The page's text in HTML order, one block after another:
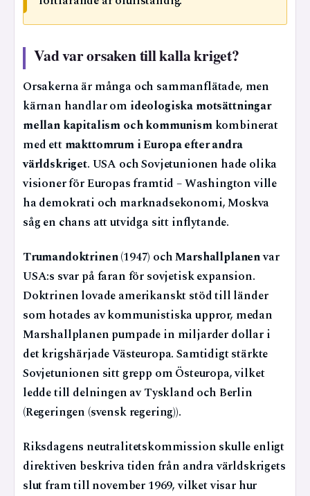
Vad var orsaken till kalla kriget?
Orsakerna är många och sammanflätade, men
kärnan handlar om ideologiska motsättningar
mellan kapitalism och kommunismkombinerat
med ett makttomrum i Europa efter andra
världskriget. USA och Sovjetunionen hade olika
visioner för Europas framtid – Washington ville
ha demokrati och marknadsekonomi, Moskva
såg en chans att utvidga sitt inflytande.
Trumandoktrinen(1947) ochMarshallplanenvar
USA:s svar på faran för sovjetisk expansion.
Doktrinen lovade amerikanskt stöd till länder
som hotades av kommunistiska uppror, medan
Marshallplanen pumpade in miljarder dollar i
det krigshärjade Västeuropa. Samtidigt stärkte
Sovjetunionen sitt grepp om Östeuropa, vilket
ledde till delningen av Tyskland och Berlin
(Regeringen (svensk regering)).
Riksdagens neutralitetskommission skulle enligt
direktiven beskriva tiden från andra världskrigets
slut fram till november 1969, vilket visar hur